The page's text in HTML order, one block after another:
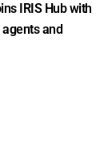
IRIS Hub with
and